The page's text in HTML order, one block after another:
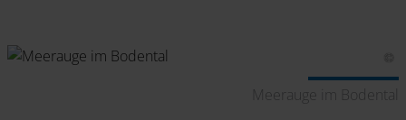
Meerauge im Bodental